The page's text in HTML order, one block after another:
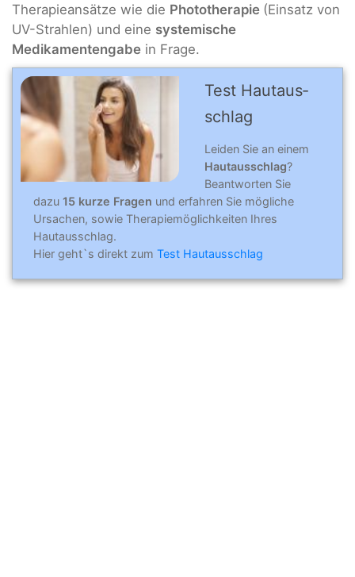
Therapieansätze wie die Phototherapie (Einsatz von
UV-Strahlen) und eine systemische
Medikamentengabe in Frage.
Test Hautaus­
schlag
Leiden Sie an einem
Hautausschlag?
Beantworten Sie
dazu 15 kurze Fragen und erfahren Sie mögliche
Ursachen, sowie Therapiemöglichkeiten Ihres
Hautausschlag.
Hier geht`s direkt zum Test Hautausschlag